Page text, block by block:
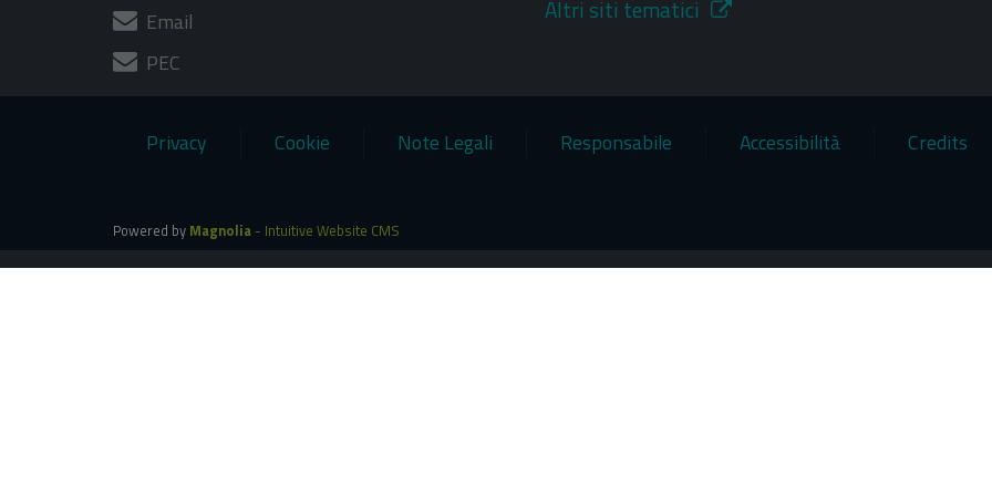
Email
PEC
Altri siti tematici
Privacy Cookie Note Legali Responsabile Accessibilità Credits
Powered by Magnolia - Intuitive Website CMS